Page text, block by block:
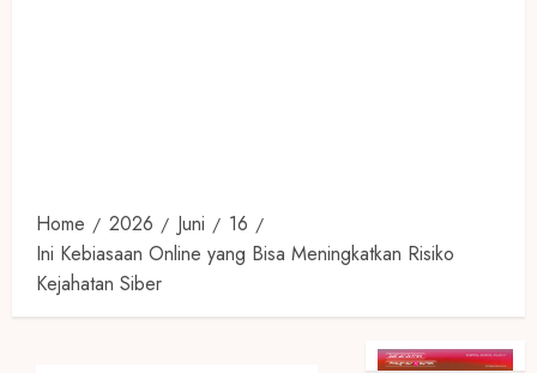
Home 2026 Juni
16
Ini Kebiasaan Online yang Bisa Meningkatkan Risiko
Kejahatan Siber